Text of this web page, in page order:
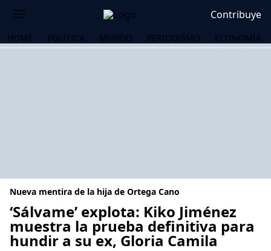
Contribuye
HOME POLÍTICA MUNDO PERIODISMO ECONOMÍA
Nueva mentira de la hija de Ortega Cano
‘Sálvame’ explota: Kiko Jiménez
muestra la prueba definitiva para
hundir a su ex, Gloria Camila